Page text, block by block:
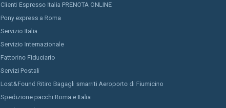
Clienti Espresso Italia PRENOTA ONLINE
Pony express a Roma
Servizio Italia
Servizio Internazionale
Fattorino Fiduciario
Servizi Postali
Lost&Found Ritiro Bagagli smarriti Aeroporto di Fiumicino
Spedizione pacchi Roma e Italia